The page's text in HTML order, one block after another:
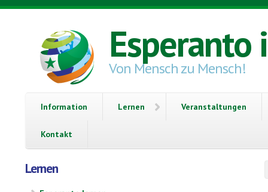
Direkt zum Inhalt
Esperanto
Von Mensch zu Mensch!
Information Lernen Veranstaltungen
Kontakt
Lernen